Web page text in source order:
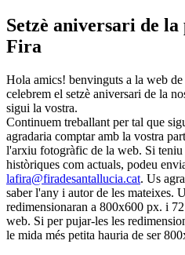
Setzè aniversari de la
Fira
Hola amics! benvinguts a la web
celebrem el setzè aniversari de la
sigui la vostra.
Continuem treballant per tal que
agradaria comptar amb la vostra
l'arxiu fotogràfic de la web. Si
històriques com actuals, podeu
lafira@firadesantallucia.cat. Us
saber l'any i autor de les mateixes.
redimensionaran a 800x600 px. i
web. Si per pujar-les les
le mida més petita hauria de ser